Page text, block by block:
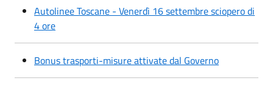
Autolinee Toscane - Venerdì 16 settembre sciopero di
4 ore
Bonus trasporti-misure attivate dal Governo